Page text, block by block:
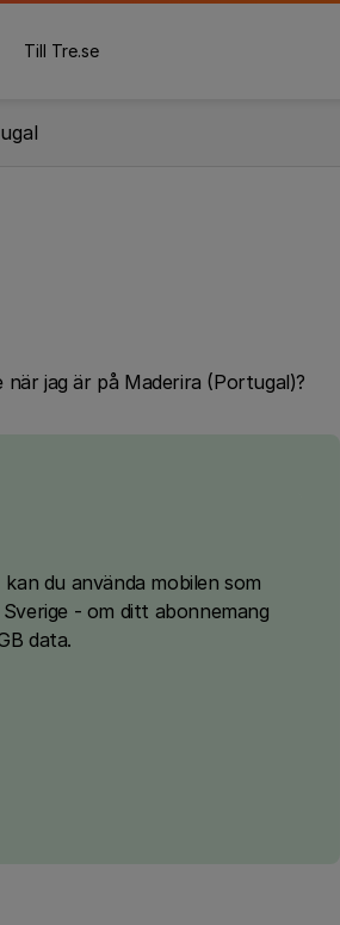
Till Tre.se
jag är på Maderira (Portugal)?
du använda mobilen som
- om ditt abonnemang
data.